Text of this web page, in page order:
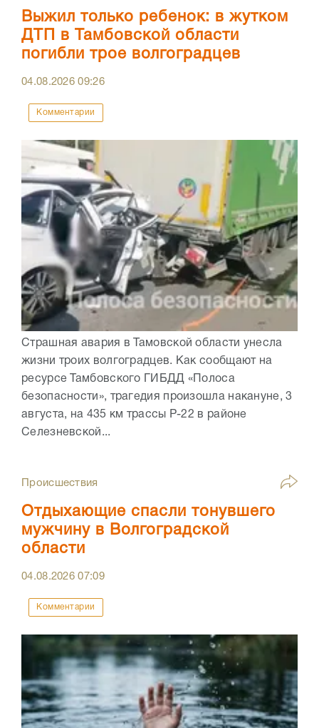
Выжил только ребенок: в жутком
ДТП в Тамбовской области
погибли трое волгоградцев
04.08.202609:26
Комментарии
Страшная авария в Тамовской области унесла
жизни троих волгоградцев. Как сообщают на
ресурсе Тамбовского ГИБДД «Полоса
безопасности», трагедия произошла накануне, 3
августа, на 435 км трассы Р-22 в районе
Селезневской...
Происшествия
Отдыхающие спасли тонувшего
мужчину в Волгоградской
области
04.08.202607:09
Комментарии